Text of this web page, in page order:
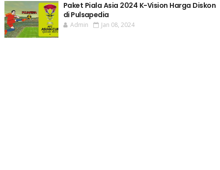
Paket Piala Asia 2024 K-Vision Harga Diskon
di Pulsapedia
Admin Jan 08, 2024